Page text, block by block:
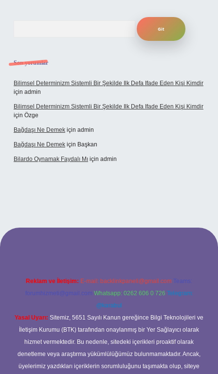
Son yorumlar
Bilimsel Determinizm Sistemli Bir Şekilde Ilk Defa Ifade Eden Kişi Kimdir
için admin
Bilimsel Determinizm Sistemli Bir Şekilde Ilk Defa Ifade Eden Kişi Kimdir
için Özge
Bağdaşı Ne Demek için admin
Bağdaşı Ne Demek için Başkan
Bilardo Oynamak Faydalı Mı için admin
bahis sitesi
Reklam ve İletişim: E-mail: backlinkpaneli@gmail.com Teams:
forumhizmeti@gmail.com Whatsapp: 0262 606 0 726 Telegram:
@karabul
Yasal Uyarı: Sitemiz, 5651 Sayılı Kanun gereğince Bilgi Teknolojileri ve
İletişim Kurumu (BTK) tarafından onaylanmış bir Yer Sağlayıcı olarak
hizmet vermektedir. Bu nedenle, sitedeki içerikleri proaktif olarak
denetleme veya araştırma yükümlülüğümüz bulunmamaktadır. Ancak,
üyelerimiz yazdıkları içeriklerin sorumluluğunu taşımakta olup, siteye